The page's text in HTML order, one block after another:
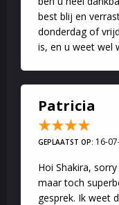
best blij en
donderdag of
is, en u weet wel
Patricia
GEPLAATST OP: 16-
Hoi Shakira,
maar toch
gesprek. Ik weet